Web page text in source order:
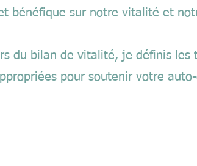
bénéfique sur notre vitalité et
du bilan de vitalité, je définis les
pour soutenir votre